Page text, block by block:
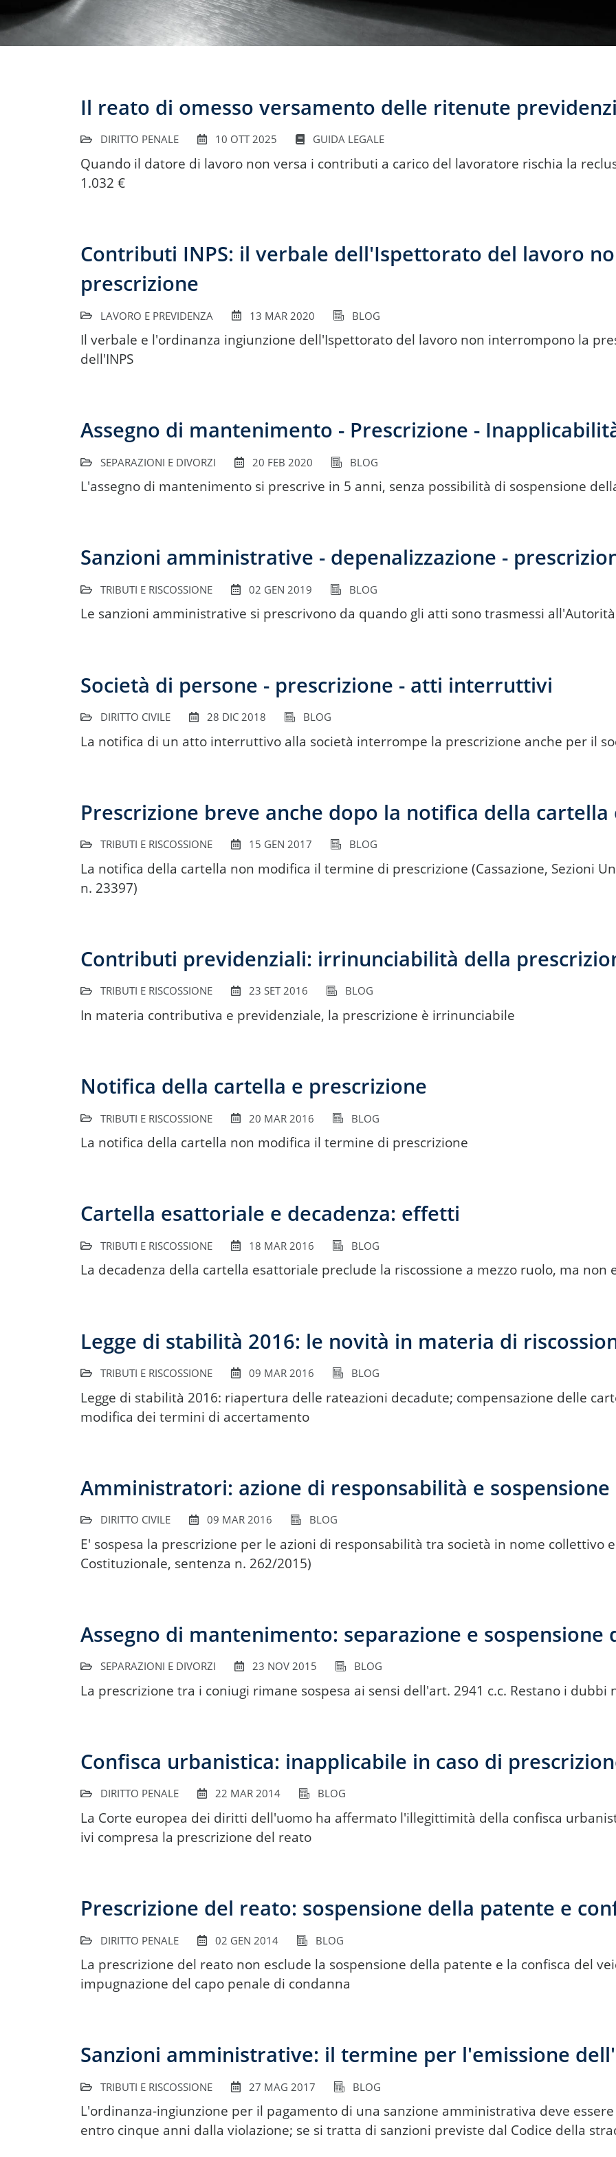
Il reato di omesso versamento delle ritenute
DIRITTO PENALE 10 OTT 2025 GUIDA LEGALE
Quando il datore di lavoro non versa i contributi a carico del lavoratore rischia la
1.032 €
Contributi INPS: il verbale dell'Ispettorato del lavoro
prescrizione
LAVORO E PREVIDENZA 13 MAR 2020 BLOG
Il verbale e l'ordinanza ingiunzione dell'Ispettorato del lavoro non interrompono la
dell'INPS
Assegno di mantenimento - Prescrizione -
SEPARAZIONI E DIVORZI 20 FEB 2020 BLOG
L'assegno di mantenimento si prescrive in 5 anni, senza possibilità di sospensione
Sanzioni amministrative - depenalizzazione -
TRIBUTI E RISCOSSIONE 02 GEN 2019 BLOG
Le sanzioni amministrative si prescrivono da quando gli atti sono trasmessi
Società di persone - prescrizione - atti interruttivi
DIRITTO CIVILE 28 DIC 2018 BLOG
La notifica di un atto interruttivo alla società interrompe la prescrizione anche per il
Prescrizione breve anche dopo la notifica della
TRIBUTI E RISCOSSIONE 15 GEN 2017 BLOG
La notifica della cartella non modifica il termine di prescrizione (Cassazione, Sezioni
n. 23397)
Contributi previdenziali: irrinunciabilità della
TRIBUTI E RISCOSSIONE 23 SET 2016 BLOG
In materia contributiva e previdenziale, la prescrizione è irrinunciabile
Notifica della cartella e prescrizione
TRIBUTI E RISCOSSIONE 20 MAR 2016 BLOG
La notifica della cartella non modifica il termine di prescrizione
Cartella esattoriale e decadenza: effetti
TRIBUTI E RISCOSSIONE 18 MAR 2016 BLOG
La decadenza della cartella esattoriale preclude la riscossione a mezzo ruolo, ma
Legge di stabilità 2016: le novità in materia di
TRIBUTI E RISCOSSIONE 09 MAR 2016 BLOG
Legge di stabilità 2016: riapertura delle rateazioni decadute; compensazione delle
modifica dei termini di accertamento
Amministratori: azione di responsabilità e
DIRITTO CIVILE 09 MAR 2016 BLOG
E' sospesa la prescrizione per le azioni di responsabilità tra società in nome collettivo
Costituzionale, sentenza n. 262/2015)
Assegno di mantenimento: separazione e sospensione
SEPARAZIONI E DIVORZI 23 NOV 2015 BLOG
La prescrizione tra i coniugi rimane sospesa ai sensi dell'art. 2941 c.c. Restano i dubbi
Confisca urbanistica: inapplicabile in caso di
DIRITTO PENALE 22 MAR 2014 BLOG
La Corte europea dei diritti dell'uomo ha affermato l'illegittimità della confisca
ivi compresa la prescrizione del reato
Prescrizione del reato: sospensione della patente e
DIRITTO PENALE 02 GEN 2014 BLOG
La prescrizione del reato non esclude la sospensione della patente e la confisca del
impugnazione del capo penale di condanna
Sanzioni amministrative: il termine per l'emissione
TRIBUTI E RISCOSSIONE 27 MAG 2017 BLOG
L'ordinanza-ingiunzione per il pagamento di una sanzione amministrativa deve
entro cinque anni dalla violazione; se si tratta di sanzioni previste dal Codice della